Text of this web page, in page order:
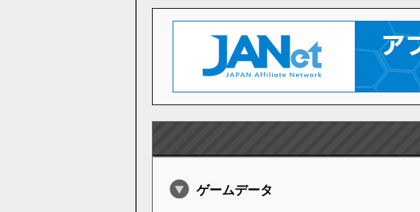
ゲームデータ